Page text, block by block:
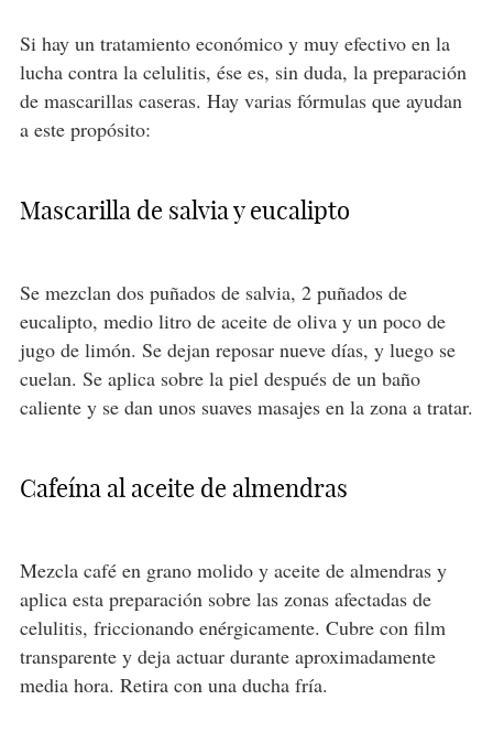
Si hay un tratamiento económico y muy efectivo en la
lucha contra la celulitis, ése es, sin duda, la preparación
de mascarillas caseras. Hay varias fórmulas que ayudan
a este propósito:
Mascarilla de salvia y eucalipto
Se mezclan dos puñados de salvia, 2 puñados de
eucalipto, medio litro de aceite de oliva y un poco de
jugo de limón. Se dejan reposar nueve días, y luego se
cuelan. Se aplica sobre la piel después de un baño
caliente y se dan unos suaves masajes en la zona a tratar.
Cafeína al aceite de almendras
Mezcla café en grano molido y aceite de almendras y
aplica esta preparación sobre las zonas afectadas de
celulitis, friccionando enérgicamente. Cubre con film
transparente y deja actuar durante aproximadamente
media hora. Retira con una ducha fría.